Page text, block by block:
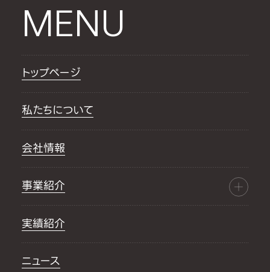
MENU
トップページ
私たちについて
会社情報
事業紹介
実績紹介
ニュース